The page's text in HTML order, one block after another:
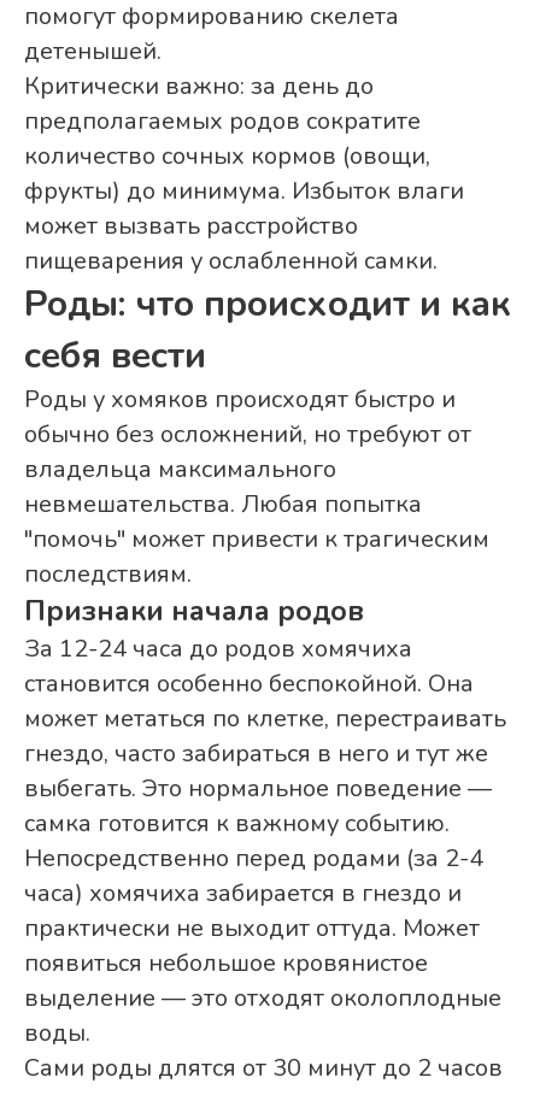
помогут формированию скелета
детенышей.
Критически важно: за день до
предполагаемых родов сократите
количество сочных кормов (овощи,
фрукты) до минимума. Избыток влаги
может вызвать расстройство
пищеварения у ослабленной самки.
Роды: что происходит и как
себя вести
Роды у хомяков происходят быстро и
обычно без осложнений, но требуют от
владельца максимального
невмешательства. Любая попытка
"помочь" может привести к трагическим
последствиям.
Признаки начала родов
За 12-24 часа до родов хомячиха
становится особенно беспокойной. Она
может метаться по клетке, перестраивать
гнездо, часто забираться в него и тут же
выбегать. Это нормальное поведение —
самка готовится к важному событию.
Непосредственно перед родами (за 2-4
часа) хомячиха забирается в гнездо и
практически не выходит оттуда. Может
появиться небольшое кровянистое
выделение — это отходят околоплодные
воды.
Сами роды длятся от 30 минут до 2 часов